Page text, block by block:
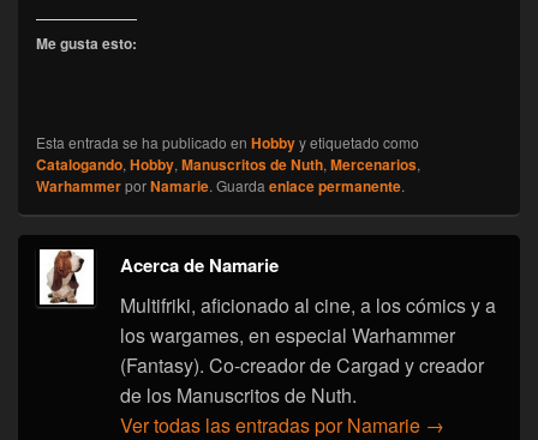
Me gusta esto:
Esta entrada se ha publicado en Hobbyy etiquetado como
Catalogando, Hobby, Manuscritos de Nuth, Mercenarios,
WarhammerporNamarie. Guarda enlace permanente.
Acerca de Namarie
Multifriki, aficionado al cine, a los cómics y a
los wargames, en especial Warhammer
(Fantasy). Co-creador de Cargad y creador
de los Manuscritos de Nuth.
Ver todas las entradas por Namarie →